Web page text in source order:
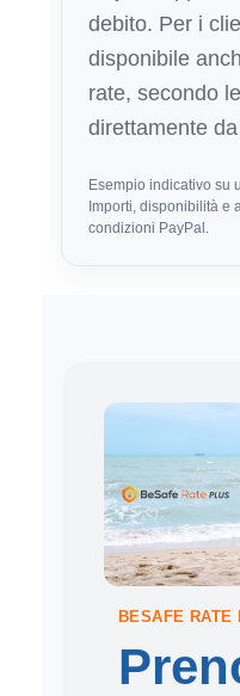
debito. Per i
disponibile
rate, secondo
direttamente
Esempio indicativo su
Importi, disponibilità e
condizioni PayPal.
BESAFE RATE